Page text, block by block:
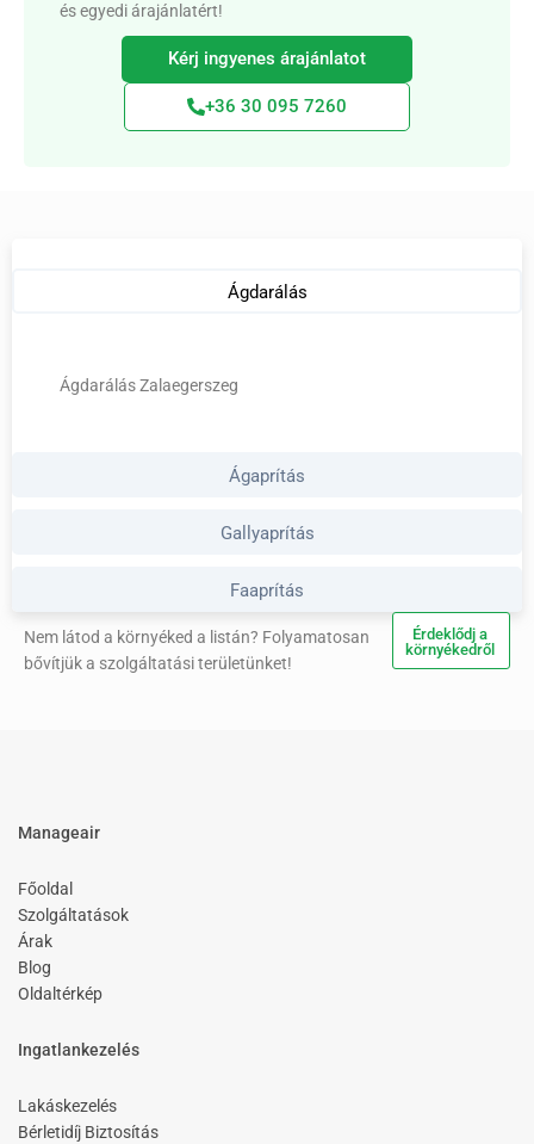
és egyedi árajánlatért!
Kérj ingyenes árajánlatot
+36 30 095 7260
Ágdarálás
Ágaprítás
Gallyaprítás
Faaprítás
Ágdarálás Zalaegerszeg
Nem látod a környéked a listán? Folyamatosan
bővítjük a szolgáltatási területünket!
Érdeklődj a
környékedről
Manageair
Főoldal
Szolgáltatások
Árak
Blog
Oldaltérkép
Ingatlankezelés
Lakáskezelés
Bérletidíj Biztosítás